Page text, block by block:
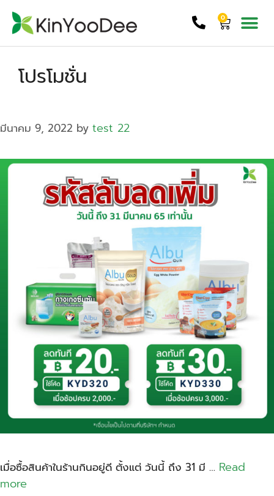
0
โปรโมชั่น
มีนาคม 9, 2022 by test 22
เมื่อซื้อสินค้าในร้านกินอยู่ดี ตั้งแต่ วันนี้ ถึง 31 มี … Read
more